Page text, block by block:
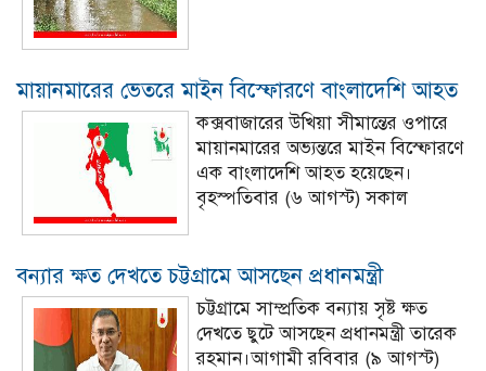
মায়ানমারের ভেতরে মাইন বিস্ফোরণে বাংলাদেশি আহত
কক্সবাজারের উখিয়া সীমান্তের ওপারে
মায়ানমারের অভ্যন্তরে মাইন বিস্ফোরণে
এক বাংলাদেশি আহত হয়েছেন।
বৃহস্পতিবার (৬ আগস্ট) সকাল
বন্যার ক্ষত দেখতে চট্টগ্রামে আসছেন প্রধানমন্ত্রী
চট্টগ্রামে সাম্প্রতিক বন্যায় সৃষ্ট ক্ষত
দেখতে ছুটে আসছেন প্রধানমন্ত্রী তারেক
রহমান।আগামী রবিবার (৯ আগস্ট)